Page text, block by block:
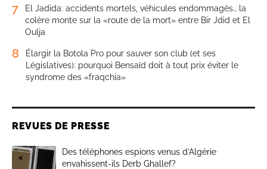
7
El Jadida: accidents mortels, véhicules endommagés… la
colère monte sur la «route de la mort» entre Bir Jdid et El
Oulja
8
Élargir la Botola Pro pour sauver son club (et ses
Législatives): pourquoi Bensaïd doit à tout prix éviter le
syndrome des «fraqchia»
REVUES DE PRESSE
Des téléphones espions venus d’Algérie
envahissent-ils Derb Ghallef?